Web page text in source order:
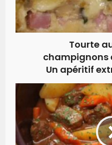
Tourte
champignons
Un apéritif